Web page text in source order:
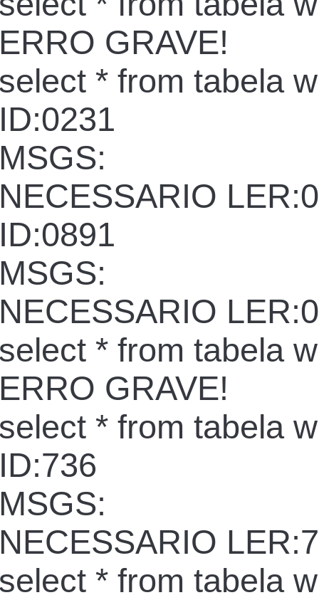
GRAVE!
* from tabela
* from tabela
GRAVE!
* from tabela
* from tabela